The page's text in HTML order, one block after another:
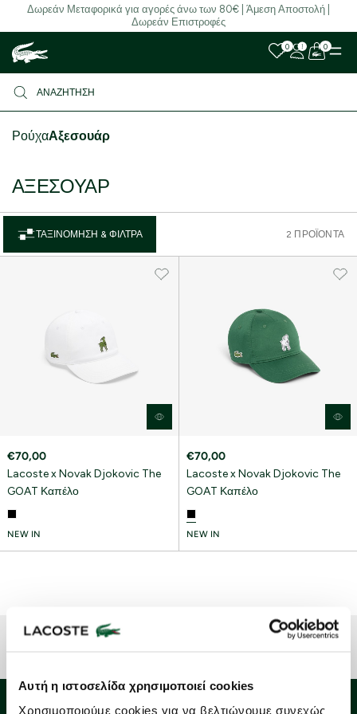
Αυτή η ιστοσελίδα χρησιμοποιεί cookies
Χρησιμοποιούμε cookies για να βελτιώνουμε συνεχώς
Δωρεάν Μεταφορικά για αγορές άνω των 80€ | Άμεση Αποστολή |
Δωρεάν Επιστροφές
0 0
ΡούχαΑξεσουάρ
ΑΞΕΣΟΥΆΡ
ΤΑΞΙΝΌΜΗΣΗ & ΦΊΛΤΡΑ 2 ΠΡΟΪΌΝΤΑ
€70,00
Lacoste x Novak Djokovic The
GOAT Καπέλο
NEW IN
€70,00
Lacoste x Novak Djokovic The
GOAT Καπέλο
NEW IN